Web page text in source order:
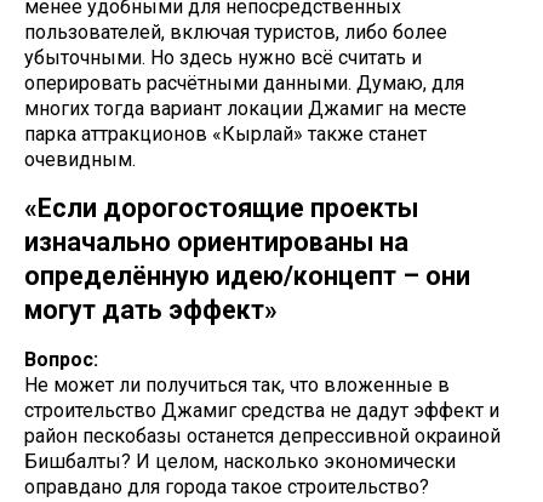
менее удобными для непосредственных
пользователей, включая туристов, либо более
убыточными. Но здесь нужно всё считать и
оперировать расчётными данными. Думаю, для
многих тогда вариант локации Джамиг на месте
парка аттракционов «Кырлай» также станет
очевидным.
«Если дорогостоящие проекты
изначально ориентированы на
определённую идею/концепт – они
могут дать эффект»
Вопрос:
Не может ли получиться так, что вложенные в
строительство Джамиг средства не дадут эффект и
район пескобазы останется депрессивной окраиной
Бишбалты? И целом, насколько экономически
оправдано для города такое строительство?